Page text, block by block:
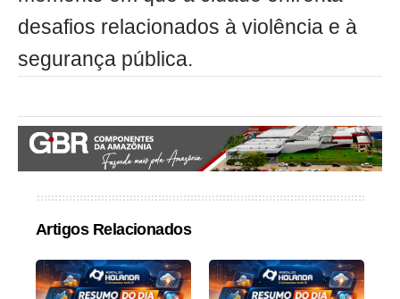
desafios relacionados à violência e à
segurança pública.
Artigos Relacionados